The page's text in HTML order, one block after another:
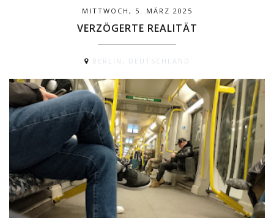
MITTWOCH, 5. MÄRZ 2025
VERZÖGERTE REALITÄT
BERLIN, DEUTSCHLAND